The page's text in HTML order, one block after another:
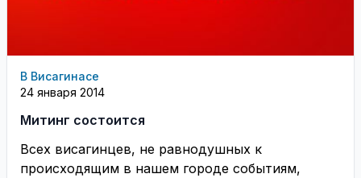
В Висагинасе
24 января 2014
Митинг состоится
Всех висагинцев, не равнодушных к
происходящим в нашем городе событиям,